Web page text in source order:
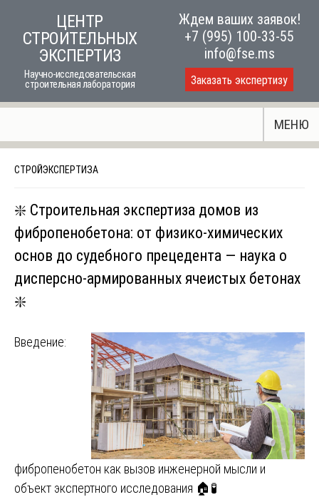
content
ЦЕНТР
СТРОИТЕЛЬНЫХ
ЭКСПЕРТИЗ
Научно-исследовательская
строительная лаборатория
Ждем ваших заявок!
+7 (995) 100-33-55
info@fse.ms
Заказать экспертизу
МЕНЮ
СТРОЙЭКСПЕРТИЗА
❇️ Строительная экспертиза домов из
фибропенобетона: от физико-химических
основ до судебного прецедента — наука о
дисперсно-армированных ячеистых бетонах
❇️
Введение:
фибропенобетон как вызов инженерной мысли и
объект экспертного исследования 🏠🧪